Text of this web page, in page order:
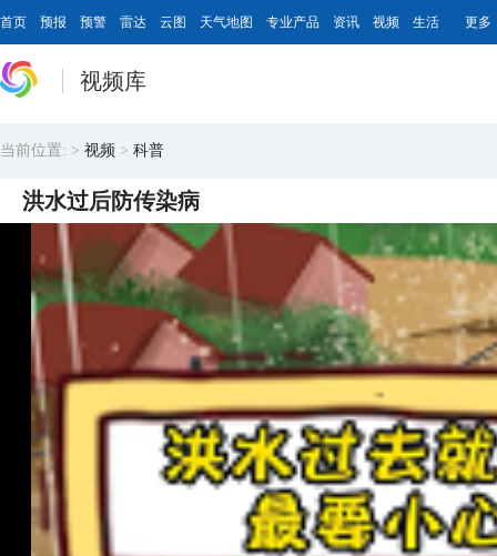
首页 预报 预警 雷达 云图 天气地图 专业产品 资讯 视频 生活 更多
视频库
当前位置: > 视频 > 科普
洪水过后防传染病